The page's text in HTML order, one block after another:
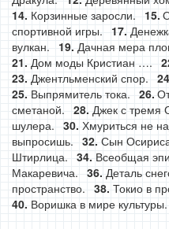
Корзинные заросли.
спортивной игры.
вулкан.
Дачная мера
Дом моды Кристиан ….
Джентльменский спор.
Выпрямитель тока.
сметаной.
Джек с тремя
шулера.
Хмуриться не
выпросишь.
Сын
Штирлица.
Всеобщая
Макаревича.
Деталь
пространство.
Токио в
Воришка в мире культуры.